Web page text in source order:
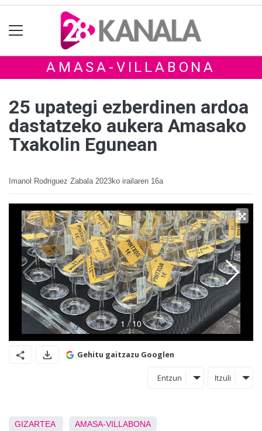
AMASA-VILLABONA
25 upategi ezberdinen ardoa
dastatzeko aukera Amasako
Txakolin Egunean
Imanol Rodriguez Zabala 2023ko irailaren 16a
Gehitu gaitzazu Googlen
Entzun Itzuli
GIZARTEA AMASA-VILLABONA